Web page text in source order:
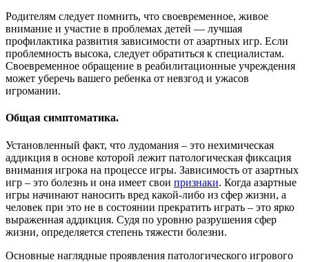
Родителям следует помнить, что своевременное, живое
внимание и участие в проблемах детей — лучшая
профилактика развития зависимости от азартных игр. Если
проблемность высока, следует обратиться к специалистам.
Своевременное обращение в реабилитационные учреждения
может уберечь вашего ребенка от невзгод и ужасов
игромании.
Общая симптоматика.
Установленный факт, что лудомания – это нехимическая
аддикция в основе которой лежит патологическая фиксация
внимания игрока на процессе игры. Зависимость от азартных
игр – это болезнь и она имеет свои признаки. Когда азартные
игры начинают наносить вред какой-либо из сфер жизни, а
человек при это не в состоянии прекратить играть – это ярко
выраженная аддикция. Судя по уровню разрушения сфер
жизни, определяется степень тяжести болезни.
Основные наглядные проявления патологического игрового